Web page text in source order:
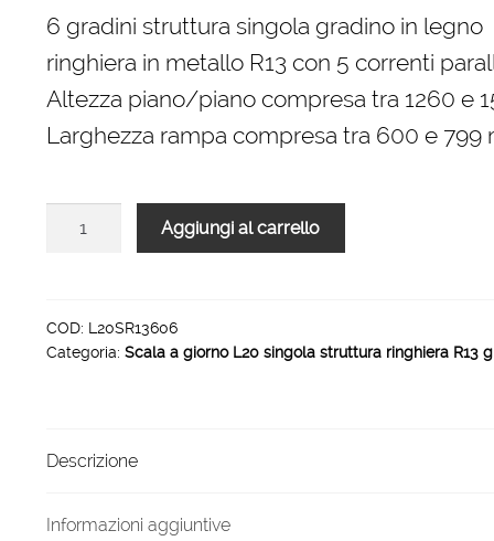
originale
era:
1.776,00 €.
attuale
è:
1.199,00 €.
6 gradini struttura singola gradino in legno
ringhiera in metallo R13 con 5 correnti
Altezza piano/piano compresa tra 1260 e
Larghezza rampa compresa tra 600 e 799
struttura
ringhiera
800
quantità
Aggiungi al carrello
COD: L20SR13606
Categoria: Scala a giorno L20 singola struttura ringhiera R13
Descrizione
Informazioni aggiuntive